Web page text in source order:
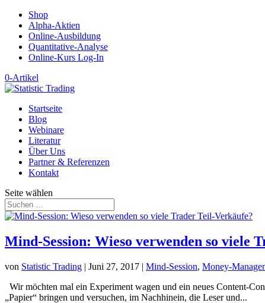
Shop
Alpha-Aktien
Online-Ausbildung
Quantitative-Analyse
Online-Kurs Log-In
0-Artikel
Startseite
Blog
Webinare
Literatur
Über Uns
Partner & Referenzen
Kontakt
Seite wählen
Mind-Session: Wieso verwenden so viele
von Statistic Trading | Juni 27, 2017 | Mind-Session, Money-
Wir möchten mal ein Experiment wagen und ein neues Content-
„Papier“ bringen und versuchen, im Nachhinein, die Leser und...